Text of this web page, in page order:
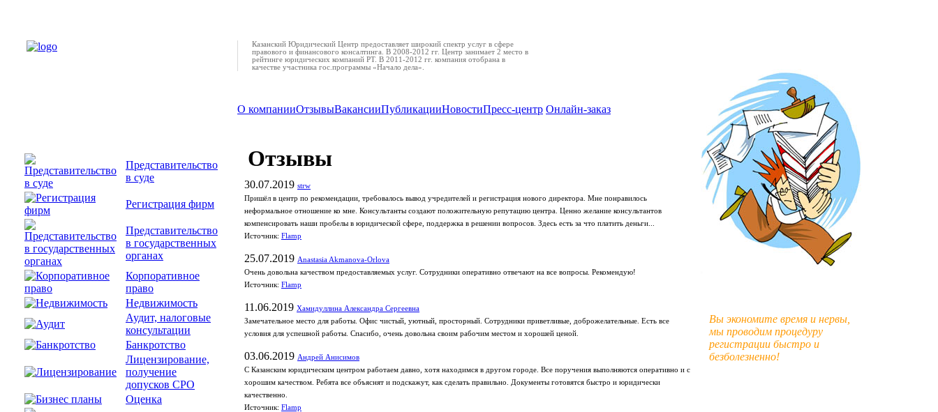
Представительство
в суде
Регистрация фирм
Представительство
в государственных
органах
Корпоративное
право
Недвижимость
Аудит, налоговые
консультации
Банкротство
Лицензирование,
получение
допусков СРО
Оценка
Казанский Юридический Центр предоставляет широкий спектр услуг в сфере
правового и финансового консалтинга. В 2008-2012 гг. Центр занимает 2 место в
рейтинге юридических компаний РТ. В 2011-2012 гг. компания отобрана в
качестве участника гос.программы «Начало дела».
О компанииОтзывыВакансииПубликацииНовостиПресс-центр Онлайн-заказ
Отзывы
30.07.2019 strw
Пришёл в центр по рекомендации, требовалось вывод учредителей и регистрация нового директора. Мне понравилось
неформальное отношение ко мне. Консультанты создают положительную репутацию центра. Ценно желание консультантов
компенсировать наши пробелы в юридической сфере, поддержка в решении вопросов. Здесь есть за что платить деньги...
Источник: Flamp
25.07.2019 Anastasia Akmanova-Orlova
Очень довольна качеством предоставляемых услуг. Сотрудники оперативно отвечают на все вопросы. Рекомендую!
Источник: Flamp
11.06.2019 Хамидуллина Александра Сергеевна
Замечательное место для работы. Офис чистый, уютный, просторный. Сотрудники приветливые, доброжелательные. Есть все
условия для успешной работы. Спасибо, очень довольна своим рабочим местом и хорошей ценой.
03.06.2019 Андрей Анисимов
С Казанским юридическим центром работаем давно, хотя находимся в другом городе. Все поручения выполняются оперативно и с
хорошим качеством. Ребята все объяснят и подскажут, как сделать правильно. Документы готовятся быстро и юридически
качественно.
Источник: Flamp
Вы экономите время и нервы,
мы проводим процедуру
регистрации быстро и
безболезненно!